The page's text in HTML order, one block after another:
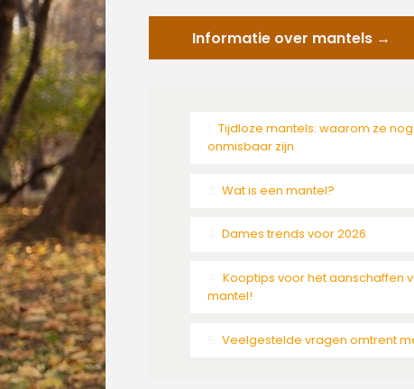
Informatie over mantels →
Tijdloze mantels: waarom ze
onmisbaar zijn
Wat is een mantel?
Dames trends voor 2026
Kooptips voor het aanschaffen
mantel!
Veelgestelde vragen omtrent